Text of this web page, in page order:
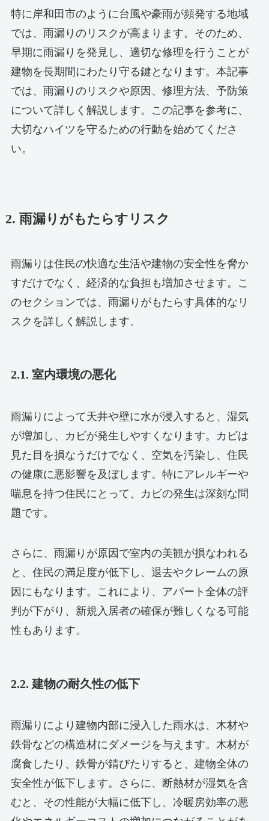
特に岸和田市のように台風や豪雨が頻発する地域
では、雨漏りのリスクが高まります。そのため、
早期に雨漏りを発見し、適切な修理を行うことが
建物を長期間にわたり守る鍵となります。本記事
では、雨漏りのリスクや原因、修理方法、予防策
について詳しく解説します。この記事を参考に、
大切なハイツを守るための行動を始めてくださ
い。
2. 雨漏りがもたらすリスク
雨漏りは住民の快適な生活や建物の安全性を脅か
すだけでなく、経済的な負担も増加させます。こ
のセクションでは、雨漏りがもたらす具体的なリ
スクを詳しく解説します。
2.1. 室内環境の悪化
雨漏りによって天井や壁に水が浸入すると、湿気
が増加し、カビが発生しやすくなります。カビは
見た目を損なうだけでなく、空気を汚染し、住民
の健康に悪影響を及ぼします。特にアレルギーや
喘息を持つ住民にとって、カビの発生は深刻な問
題です。
さらに、雨漏りが原因で室内の美観が損なわれる
と、住民の満足度が低下し、退去やクレームの原
因にもなります。これにより、アパート全体の評
判が下がり、新規入居者の確保が難しくなる可能
性もあります。
2.2. 建物の耐久性の低下
雨漏りにより建物内部に浸入した雨水は、木材や
鉄骨などの構造材にダメージを与えます。木材が
腐食したり、鉄骨が錆びたりすると、建物全体の
安全性が低下します。さらに、断熱材が湿気を含
むと、その性能が大幅に低下し、冷暖房効率の悪